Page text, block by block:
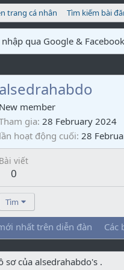
trang cá nhân Tìm kiếm bài
qua Google & Facebook
alsedrahabdo
New member
gia 28 February 2024
lần hoạt động cuối 28
Bài viết
0
Tìm
nhất trên diễn đàn Các
sơ của alsedrahabdo's .